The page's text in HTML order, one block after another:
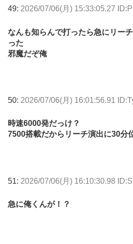
49: 2026/07/06(月) 15:33:05.27
なんも知らんで打ったら急にリー
った
邪魔だぞ俺
50: 2026/07/06(月) 16:01:56.91
時速6000発だっけ？
7500搭載だからリーチ演出に30分
51: 2026/07/06(月) 16:10:30.98
急に俺くんが！？